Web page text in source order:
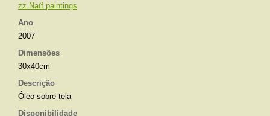
zz Naïf paintings
Ano
2007
Dimensões
30x40cm
Descrição
Óleo sobre tela
Disponibilidade